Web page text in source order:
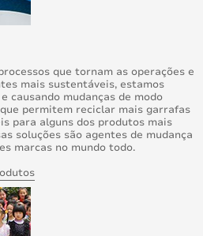
que tornam as operações e
mais sustentáveis, estamos
causando mudanças de modo
permitem reciclar mais garrafas
para alguns dos produtos mais
soluções são agentes de mudança
marcas no mundo todo.